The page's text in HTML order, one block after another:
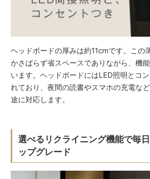
ヘッドボードの厚みは約11cmです。この
かさばらず省スペースでありながら、機
います。ヘッドボードにはLED照明とコ
れており、夜間の読書やスマホの充電な
途に対応します。
選べるリクライニング機能で毎
ップグレード